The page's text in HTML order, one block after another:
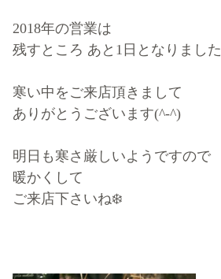
2018年の営業は
残すところ あと1日となりました
寒い中をご来店頂きまして
ありがとうございます(^-^)
明日も寒さ厳しいようですので
暖かくして
ご来店下さいね❄️